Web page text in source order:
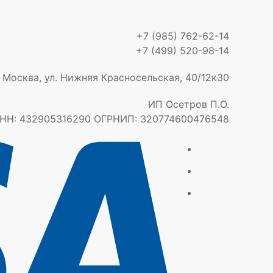
+7 (985) 762-62-14
+7 (499) 520-98-14
Москва, ул. Нижняя Красносельская, 40/12к30
ИП Осетров П.О.
432905316290 ОГРНИП: 320774600476548